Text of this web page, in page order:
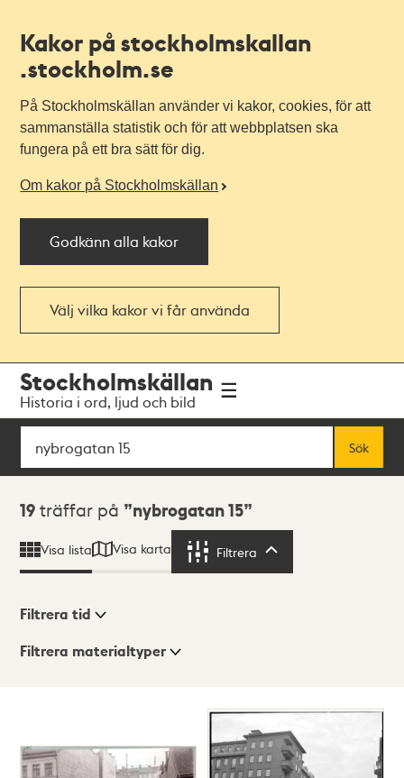
Kakor på stockholmskallan
.stockholm.se
På Stockholmskällan använder vi kakor, cookies, för att
sammanställa statistik och för att webbplatsen ska
fungera på ett bra sätt för dig.
Om kakor på Stockholmskällan
Godkänn alla kakor
Välj vilka kakor vi får använda
navigationen
huvudinnehållet
Stockholmskällan
Historia i ord, ljud och bild
Sök
Sök
Sökresultat
19 träffar på nybrogatan 15
Visa lista Visa karta Filtrera
Visningsläge
Filtrera tid
Filtrera materialtyper